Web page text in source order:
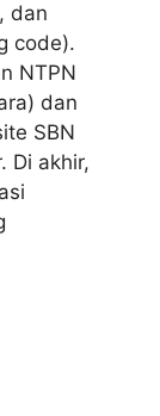
dan
code).
NTPN
dan
SBN
Di akhir,